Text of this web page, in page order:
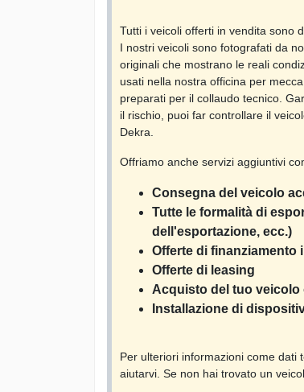
Tutti i veicoli offerti in vendita sono
I nostri veicoli sono fotografati da
originali che mostrano le reali
usati nella nostra officina per
preparati per il collaudo tecnico.
il rischio, puoi far controllare il
Dekra.
Offriamo anche servizi aggiuntivi
Consegna del veicolo
Tutte le formalità di
dell'esportazione, ecc.)
Offerte di finanziamento
Offerte di leasing
Acquisto del tuo
Installazione di
Per ulteriori informazioni come dati
aiutarvi. Se non hai trovato un